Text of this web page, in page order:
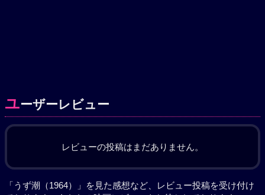
ユーザーレビュー
レビューの投稿はまだありません。
「うず潮（1964）」を見た感想など、レビュー投稿を受け付け